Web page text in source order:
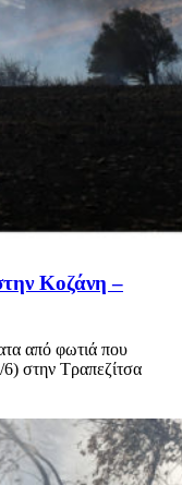
Κοζάνη –
από φωτιά που
στην Τραπεζίτσα